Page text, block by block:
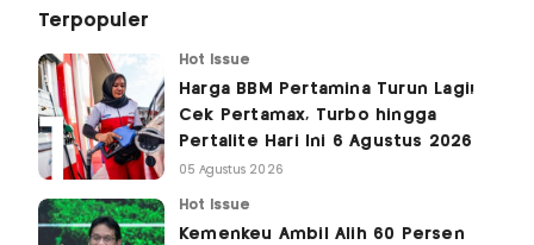
Terpopuler
Hot Issue
Harga BBM Pertamina Turun Lagi!
Cek Pertamax, Turbo hingga
Pertalite Hari Ini 6 Agustus 2026
05 Agustus 2026
Hot Issue
Kemenkeu Ambil Alih 60 Persen